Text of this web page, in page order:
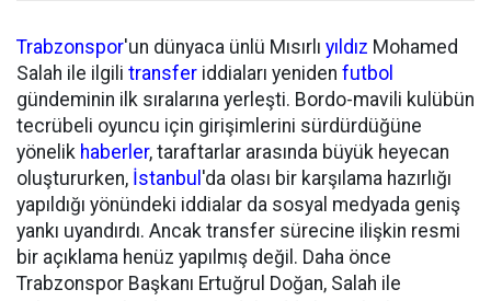
Trabzonspor'un dünyaca ünlü Mısırlı yıldız Mohamed
Salah ile ilgili transfer iddiaları yeniden futbol
gündeminin ilk sıralarına yerleşti. Bordo-mavili kulübün
tecrübeli oyuncu için girişimlerini sürdürdüğüne
yönelik haberler, taraftarlar arasında büyük heyecan
oluştururken, İstanbul 'da olası bir karşılama hazırlığı
yapıldığı yönündeki iddialar da sosyal medyada geniş
yankı uyandırdı. Ancak transfer sürecine ilişkin resmi
bir açıklama henüz yapılmış değil. Daha önce
Trabzonspor Başkanı Ertuğrul Doğan, Salah ile